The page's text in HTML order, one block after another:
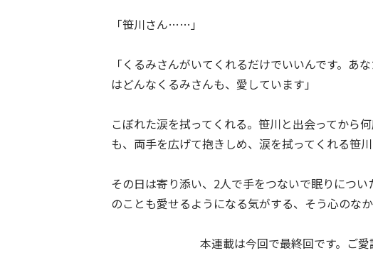
「笹川さん……」
「くるみさんがいてくれるだけでいいんです。あ
はどんなくるみさんも、愛しています」
こぼれた涙を拭ってくれる。笹川と出会ってから
も、両手を広げて抱きしめ、涙を拭ってくれる笹川
その日は寄り添い、2人で手をつないで眠りにつ
のことも愛せるようになる気がする、そう心のなか
本連載は今回で最終回です。ご愛